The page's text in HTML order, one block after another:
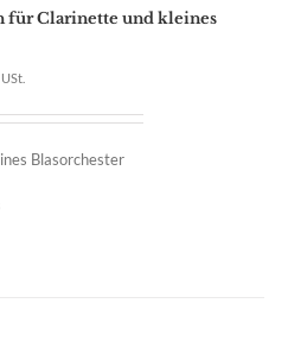
für Clarinette und kleines
Blasorchester